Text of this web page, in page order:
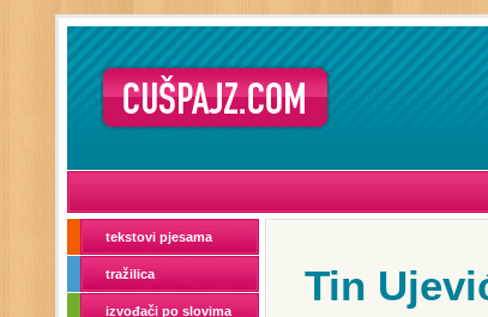
tekstovi pjesama
tražilica
izvođači po slovima
Tin